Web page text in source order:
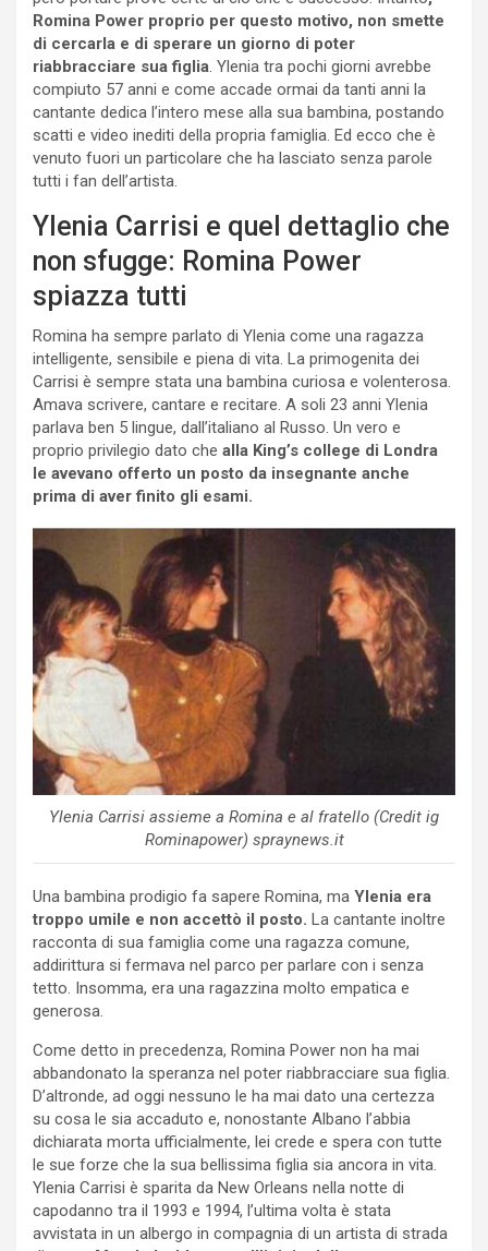
Romina Power proprio per questo motivo, non smette
di cercarla e di sperare un giorno di poter
riabbracciare sua figlia. Ylenia tra pochi giorni avrebbe
compiuto 57 anni e come accade ormai da tanti anni la
cantante dedica l’intero mese alla sua bambina, postando
scatti e video inediti della propria famiglia. Ed ecco che è
venuto fuori un particolare che ha lasciato senza parole
tutti i fan dell’artista.
Ylenia Carrisi e quel dettaglio che
non sfugge: Romina Power
spiazza tutti
Romina ha sempre parlato di Ylenia come una ragazza
intelligente, sensibile e piena di vita. La primogenita dei
Carrisi è sempre stata una bambina curiosa e volenterosa.
Amava scrivere, cantare e recitare. A soli 23 anni Ylenia
parlava ben 5 lingue, dall’italiano al Russo. Un vero e
proprio privilegio dato che alla King’s college di Londra
le avevano offerto un posto da insegnante anche
prima di aver finito gli esami.
Ylenia Carrisi assieme a Romina e al fratello (Credit ig
Rominapower) spraynews.it
Una bambina prodigio fa sapere Romina, ma Ylenia era
troppo umile e non accettò il posto. La cantante inoltre
racconta di sua famiglia come una ragazza comune,
addirittura si fermava nel parco per parlare con i senza
tetto. Insomma, era una ragazzina molto empatica e
generosa.
Come detto in precedenza, Romina Power non ha mai
abbandonato la speranza nel poter riabbracciare sua figlia.
D’altronde, ad oggi nessuno le ha mai dato una certezza
su cosa le sia accaduto e, nonostante Albano l’abbia
dichiarata morta ufficialmente, lei crede e spera con tutte
le sue forze che la sua bellissima figlia sia ancora in vita.
Ylenia Carrisi è sparita da New Orleans nella notte di
capodanno tra il 1993 e 1994, l’ultima volta è stata
avvistata in un albergo in compagnia di un artista di strada